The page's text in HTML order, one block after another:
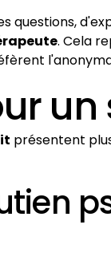
. Cela
présentent